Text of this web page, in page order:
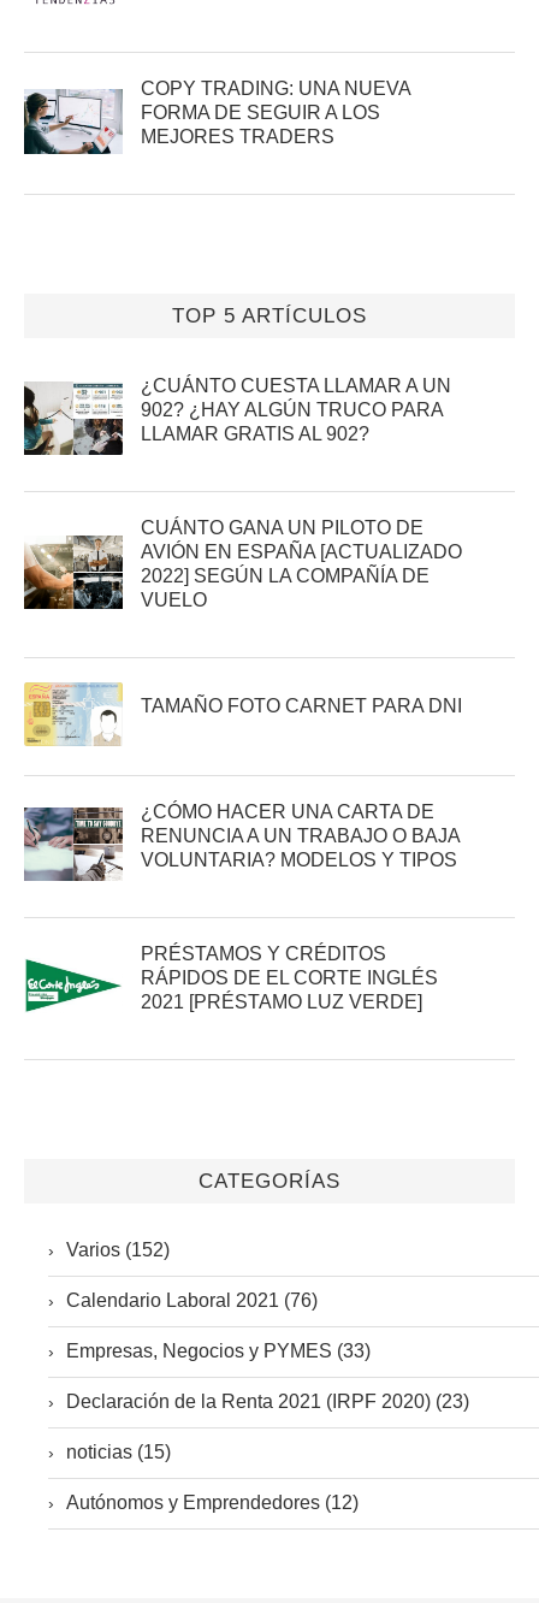
COPY TRADING: UNA NUEVA
FORMA DE SEGUIR A LOS
MEJORES TRADERS
TOP 5 ARTÍCULOS
¿CUÁNTO CUESTA LLAMAR A UN
902? ¿HAY ALGÚN TRUCO PARA
LLAMAR GRATIS AL 902?
CUÁNTO GANA UN PILOTO DE
AVIÓN EN ESPAÑA [ACTUALIZADO
2022] SEGÚN LA COMPAÑÍA DE
VUELO
TAMAÑO FOTO CARNET PARA DNI
¿CÓMO HACER UNA CARTA DE
RENUNCIA A UN TRABAJO O BAJA
VOLUNTARIA? MODELOS Y TIPOS
PRÉSTAMOS Y CRÉDITOS
RÁPIDOS DE EL CORTE INGLÉS
2021 [PRÉSTAMO LUZ VERDE]
CATEGORÍAS
Varios (152)
Calendario Laboral 2021 (76)
Empresas, Negocios y PYMES (33)
Declaración de la Renta 2021 (IRPF 2020) (23)
noticias (15)
Autónomos y Emprendedores (12)